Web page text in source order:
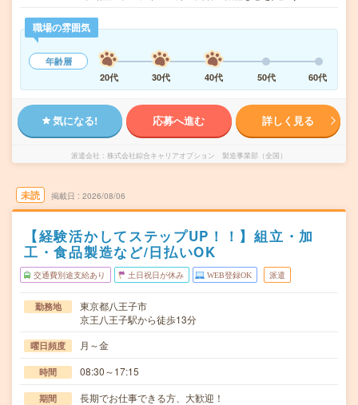
職場の雰囲気
年齢層
20代
30代 40代 50代 60代
気になる! 応募へ進む 詳しく見る
派遣会社 株式会社綜合キャリアオプション 製造事業部（全国）
未読 掲載日 2026/08/06
【経験活かしてステップUP！！】組立・加
工・食品製造など/日払いOK
交通費別途支給あり 土日祝日が休み WEB登録OK 派遣
勤務地
東京都八王子市
京王八王子駅から徒歩13分
曜日頻度 月～金
時間 08:30～17:15
期間 長期でお仕事できる方、大歓迎！